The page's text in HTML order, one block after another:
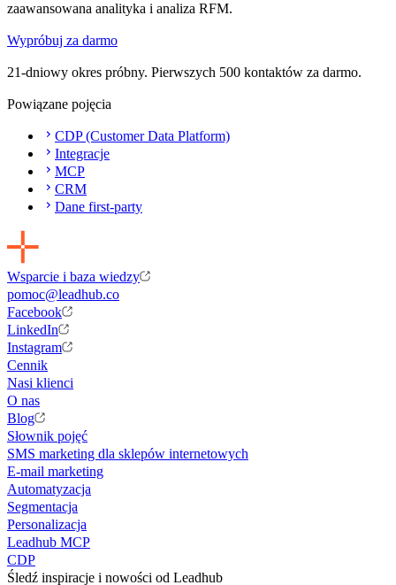
zaawansowana analityka i analiza RFM.
Wypróbuj za darmo
21-dniowy okres próbny. Pierwszych 500 kontaktów za darmo.
Powiązane pojęcia
CDP (Customer Data Platform)
Integracje
MCP
CRM
Dane first-party
Wsparcie i baza wiedzy
pomoc@leadhub.co
Facebook
LinkedIn
Instagram
Cennik
Nasi klienci
O nas
Blog
Słownik pojęć
SMS marketing dla sklepów internetowych
E-mail marketing
Automatyzacja
Segmentacja
Personalizacja
Leadhub MCP
CDP
Śledź inspiracje i nowości od Leadhub